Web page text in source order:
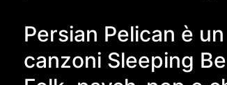
Persian Pelican è
canzoni Sleeping